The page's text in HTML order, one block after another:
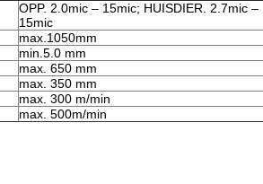
OPP. 2.0mic – 15mic; HUISDIER. 2.7mic –
15mic
max.1050mm
min.5.0 mm
max. 650 mm
max. 350 mm
max. 300 m/min
max. 500m/min